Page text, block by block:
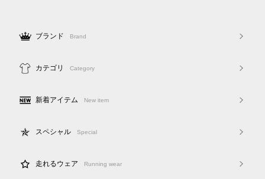
ブランド Brand
カテゴリ Category
新着アイテム New item
スペシャル Special
走れるウェア Running wear